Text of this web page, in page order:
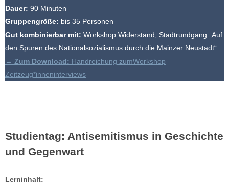
Dauer: 90 Minuten
Gruppengröße: bis 35 Personen
Gut kombinierbar mit: Workshop Widerstand; Stadtrundgang „Auf
den Spuren des Nationalsozialismus durch die Mainzer Neustadt“
→ Zum Download: Handreichung zumWorkshop
Zeitzeug*inneninterviews
Studientag: Antisemitismus in Geschichte
und Gegenwart
Lerninhalt: